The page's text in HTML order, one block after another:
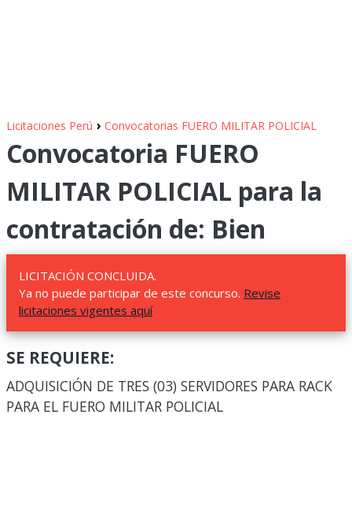
Licitaciones Perú › Convocatorias FUERO MILITAR POLICIAL
Convocatoria FUERO
MILITAR POLICIAL para la
contratación de: Bien
LICITACIÓN CONCLUIDA.
Ya no puede participar de este concurso. Revise
licitaciones vigentes aquí
SE REQUIERE:
ADQUISICIÓN DE TRES (03) SERVIDORES PARA RACK
PARA EL FUERO MILITAR POLICIAL